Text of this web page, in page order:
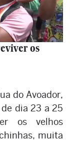
os
do Avoador,
dia 23 a 25
os velhos
muita